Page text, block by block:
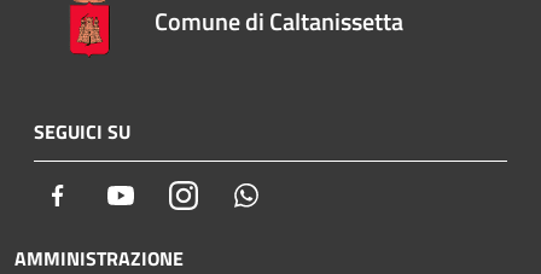
Comune di Caltanissetta
SEGUICI SU
Facebook YoutubeInstagram
AMMINISTRAZIONE